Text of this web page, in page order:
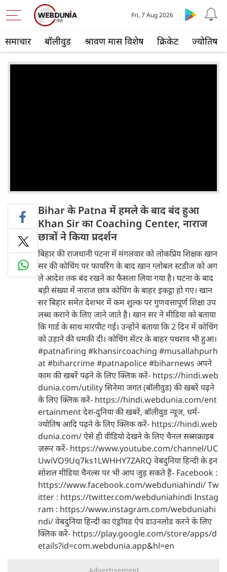
समाचार बॉलीवुड श्रावण मास विशेष क्रिकेट ज्योतिष
Fri, 7 Aug 2026
Bihar के Patna में हमले के बाद बंद हुआ
Khan Sir का Coaching Center, नाराज
छात्रों ने किया प्रदर्शन
बिहार की राजधानी पटना में मंगलवार को लोकप्रिय शिक्षक खान
सर की कोचिंग पर फायरिंग के बाद खान ग्लोबल स्टडीज को अग
ले आदेश तक बंद रखने का फैसला लिया गया है। घटना के बाद
बड़ी संख्या में नाराज छात्र कोचिंग के बाहर इकट्ठा हो गए। खान
सर बिहार समेत देशभर में कम शुल्क पर गुणवत्तापूर्ण शिक्षा उप
लब्ध कराने के लिए जाने जाते हैं। खान सर ने मीडिया को बताया
कि गार्ड के साथ मारपीट गई। उन्होंने बताया कि 2 दिन में कोचिंग
को उड़ाने की धमकी दी। कोचिंग सेंटर के बाहर पथराव भी हुआ।
#patnafiring #khansircoaching #musallahpurh
at #biharcrime #patnapolice #biharnews अपने
काम की खबरें पढ़ने के लिए क्लिक करें- https://hindi.web
dunia.com/utility सिनेमा जगत (बॉलीवुड) की खबरें पढ़ने
के लिए क्लिक करें- https://hindi.webdunia.com/ent
ertainment देश-दुनिया की खबरें, बॉलीवुड न्यूज, धर्म-
ज्योतिष आदि पढ़ने के लिए क्लिक करें- https://hindi.web
dunia.com/ ऐसे ही वीडियो देखने के लिए चैनल सब्सक्राइब
ज़रूर करें- https://www.youtube.com/channel/UC
UwiVO9Uq7ks1LWHHY7ZARQ वेबदुनिया हिन्दी के इन
सोशल मीडिया चैनल्स पर भी आप जुड़ सकते हैं- Facebook :
https://www.facebook.com/webduniahindi/ Tw
itter : https://twitter.com/webduniahindi Instag
ram : https://www.instagram.com/webduniahi
ndi/ वेबदुनिया हिन्दी का एंड्रॉयड ऐप डाउनलोड करने के लिए
क्लिक करें- https://play.google.com/store/apps/d
etails?id=com.webdunia.app&hl=en